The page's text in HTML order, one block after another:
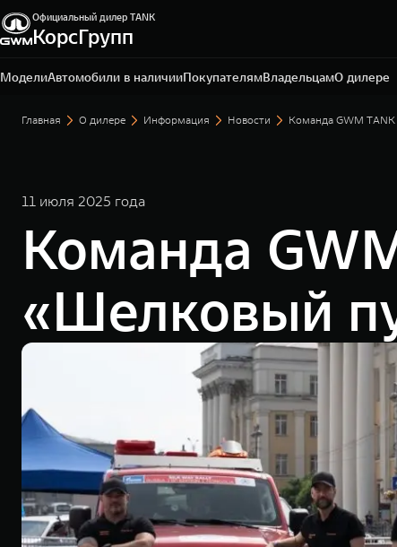
Официальный дилер TANK
КорсГрупп
МоделиАвтомобили в наличииПокупателямВладельцамО дилере
Калуга, ул. Автомобильная, д. 2
+7 (4842) 20-72-51
Главная О дилере Информация Новости Команда GWM
11 июля 2025 года
Команда
«Шелковый